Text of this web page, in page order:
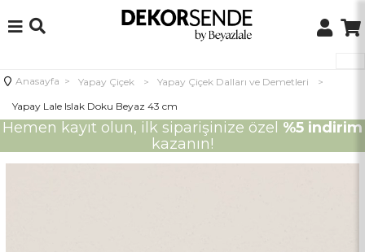
Anasayfa > Yapay Çiçek > Yapay Çiçek Dalları ve Demetleri
>
Yapay Lale Islak Doku Beyaz 43 cm
Hemen kayıt olun, ilk siparişinize özel %5 indirim
kazanın!